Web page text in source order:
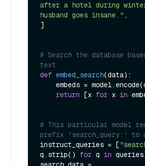
after a hotel during
husband goes insane." ,
]
# Search the database
text
def embed_search(data):
return [x for x in
# This particular model
prefix 'search_query:' to
instruct_queries = [
q.strip() for q in